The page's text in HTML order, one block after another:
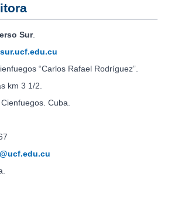
Sur.
“Carlos Rafael Rodríguez”.
km 3 1/2.
Cuba.